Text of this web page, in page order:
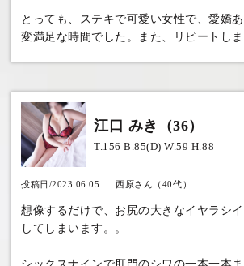
とっても、ステキで可愛い女性で、愛嬌
変満足な時間でした。また、リピートしま
江口 みき（36）
T.156 B.85(D) W.59 H.88
投稿日/2023.06.05 西原さん（40代）
想像するだけで、お尻の大きなイヤラシ
してしまいます。。